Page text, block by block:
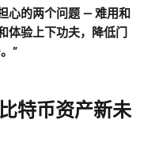
心的两个问题 — 难用和
体验上下功夫，降低门
”
特币资产新未